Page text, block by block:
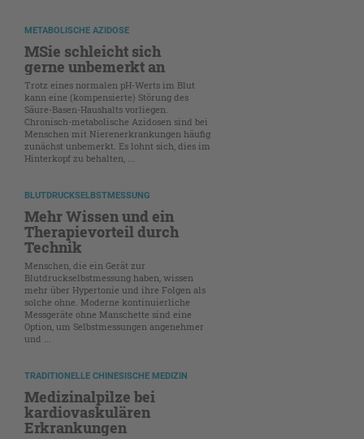
METABOLISCHE AZIDOSE
MSie schleicht sich
gerne unbemerkt an
Trotz eines normalen pH-Werts im Blut
kann eine (kompensierte) Störung des
Säure-Basen-Haushalts vorliegen.
Chronisch-metabolische Azidosen sind bei
Menschen mit Nierenerkrankungen häufig
zunächst unbemerkt. Es lohnt sich, dies im
Hinterkopf zu behalten, ...
BLUTDRUCKSELBSTMESSUNG
Mehr Wissen und ein
Therapievorteil durch
Technik
Menschen, die ein Gerät zur
Blutdruckselbstmessung haben, wissen
mehr über Hypertonie und ihre Folgen als
solche ohne. Moderne kontinuierliche
Messgeräte ohne Manschette sind eine
Option, um Selbstmessungen angenehmer
und ...
TRADITIONELLE CHINESISCHE MEDIZIN
Medizinalpilze bei
kardiovaskulären
Erkrankungen